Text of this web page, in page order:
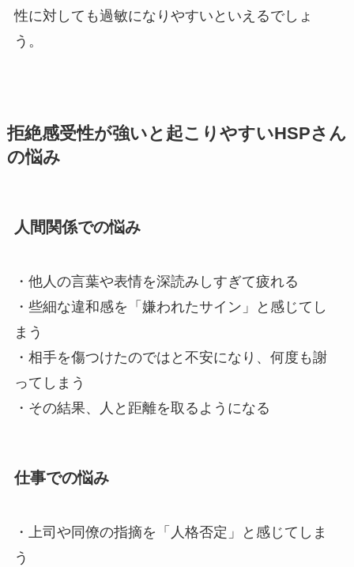
性に対しても過敏になりやすいといえるでしょ
う。
拒絶感受性が強いと起こりやすいHSPさん
の悩み
人間関係での悩み
・他人の言葉や表情を深読みしすぎて疲れる
・些細な違和感を「嫌われたサイン」と感じてし
まう
・相手を傷つけたのではと不安になり、何度も謝
ってしまう
・その結果、人と距離を取るようになる
仕事での悩み
・上司や同僚の指摘を「人格否定」と感じてしま
う